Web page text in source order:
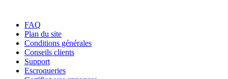
FAQ
Plan du site
Conditions générales
Conseils clients
Support
Escroqueries